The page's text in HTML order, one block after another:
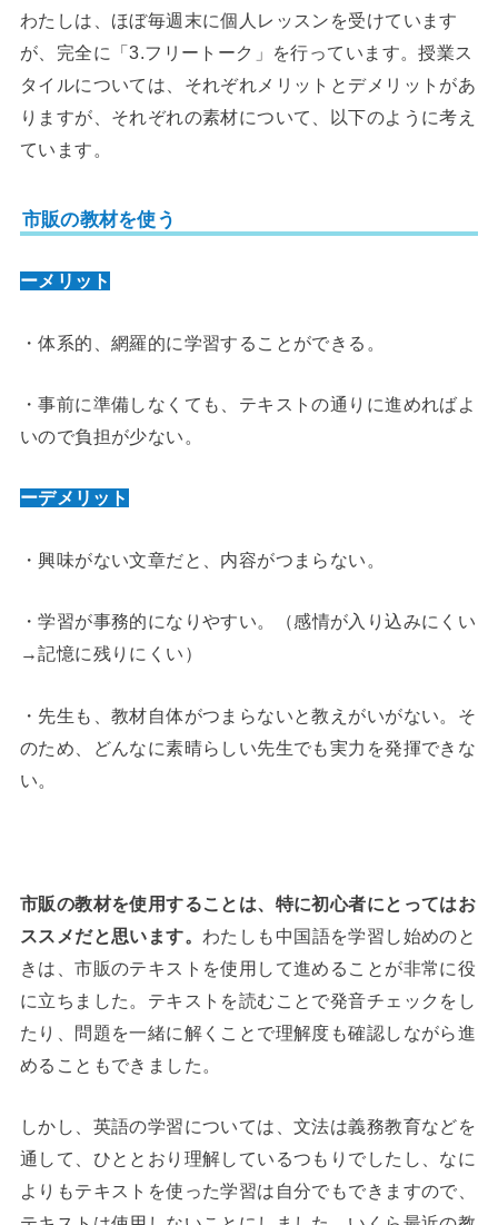
わたしは、ほぼ毎週末に個人レッスンを受けています
が、完全に「3.フリートーク」を行っています。授業ス
タイルについては、それぞれメリットとデメリットがあ
りますが、それぞれの素材について、以下のように考え
ています。
市販の教材を使う
ーメリット
・体系的、網羅的に学習することができる。
・事前に準備しなくても、テキストの通りに進めればよ
いので負担が少ない。
ーデメリット
・興味がない文章だと、内容がつまらない。
・学習が事務的になりやすい。（感情が入り込みにくい
→記憶に残りにくい）
・先生も、教材自体がつまらないと教えがいがない。そ
のため、どんなに素晴らしい先生でも実力を発揮できな
い。
市販の教材を使用することは、特に初心者にとってはお
ススメだと思います。 わたしも中国語を学習し始めのと
きは、市販のテキストを使用して進めることが非常に役
に立ちました。テキストを読むことで発音チェックをし
たり、問題を一緒に解くことで理解度も確認しながら進
めることもできました。
しかし、英語の学習については、文法は義務教育などを
通して、ひととおり理解しているつもりでしたし、なに
よりもテキストを使った学習は自分でもできますので、